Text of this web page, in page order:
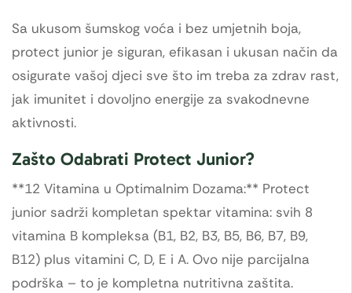
Sa ukusom šumskog voća i bez umjetnih boja,
protect junior je siguran, efikasan i ukusan način da
osigurate vašoj djeci sve što im treba za zdrav rast,
jak imunitet i dovoljno energije za svakodnevne
aktivnosti.
Zašto Odabrati Protect Junior?
**12 Vitamina u Optimalnim Dozama:** Protect
junior sadrži kompletan spektar vitamina: svih 8
vitamina B kompleksa (B1, B2, B3, B5, B6, B7, B9,
B12) plus vitamini C, D, E i A. Ovo nije parcijalna
podrška – to je kompletna nutritivna zaštita.